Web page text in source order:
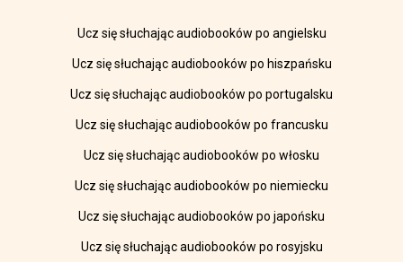
Ucz się słuchając audiobooków po angielsku
Ucz się słuchając audiobooków po hiszpańsku
Ucz się słuchając audiobooków po portugalsku
Ucz się słuchając audiobooków po francusku
Ucz się słuchając audiobooków po włosku
Ucz się słuchając audiobooków po niemiecku
Ucz się słuchając audiobooków po japońsku
Ucz się słuchając audiobooków po rosyjsku